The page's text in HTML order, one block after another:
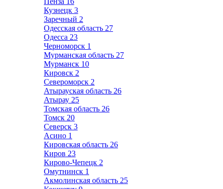
Кузнецк 3
Заречный 2
Одесская область 27
Одесса 23
Черноморск 1
Мурманская область 27
Мурманск 10
Кировск 2
Североморск 2
Атырауская область 26
Атырау 25
Томская область 26
Томск 20
Северск 3
Асино 1
Кировская область 26
Киров 23
Кирово-Чепецк 2
Омутнинск 1
Акмолинская область 25